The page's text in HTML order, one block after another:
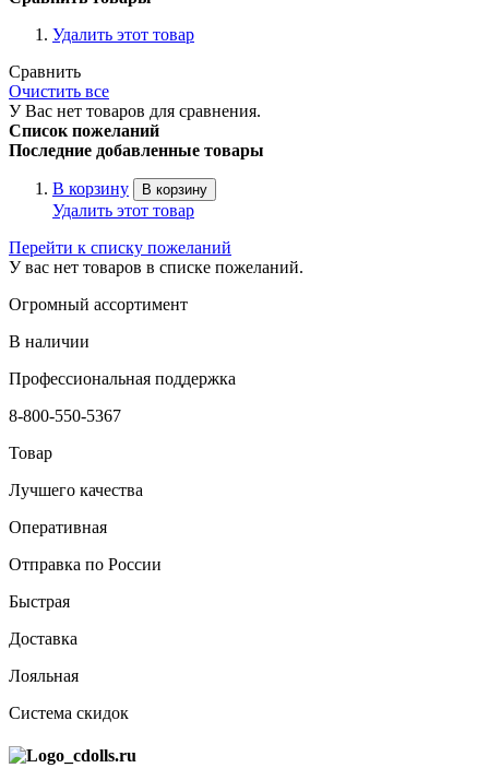
Удалить этот товар
Сравнить
Очистить все
У Вас нет товаров для сравнения.
Список пожеланий
Последние добавленные товары
В корзину В корзину
Удалить этот товар
Перейти к списку пожеланий
У вас нет товаров в списке пожеланий.
Огромный ассортимент
В наличии
Профессиональная поддержка
8-800-550-5367
Товар
Лучшего качества
Оперативная
Отправка по России
Быстрая
Доставка
Лояльная
Система скидок